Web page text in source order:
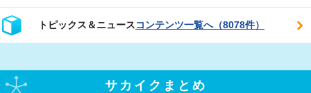
トピックス＆ニュースコンテンツ一覧へ（8078件）
サカイクまとめ